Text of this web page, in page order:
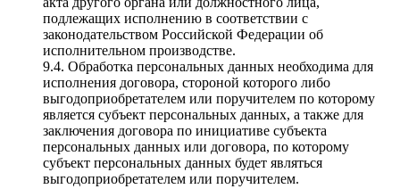
подлежащих исполнению в соответствии с
законодательством Российской Федерации об
исполнительном производстве.
9.4. Обработка персональных данных необходима для
исполнения договора, стороной которого либо
выгодоприобретателем или поручителем по которому
является субъект персональных данных, а также для
заключения договора по инициативе субъекта
персональных данных или договора, по которому
субъект персональных данных будет являться
выгодоприобретателем или поручителем.